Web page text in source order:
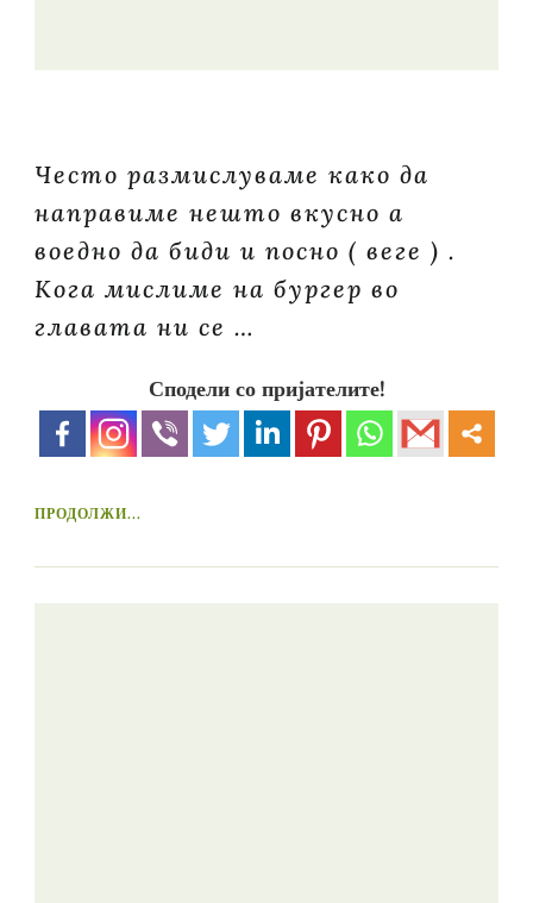
Често размислуваме како да
направиме нешто вкусно а
воедно да биди и посно ( веге ) .
Кога мислиме на бургер во
главата ни се …
Сподели со пријателите!
ПРОДОЛЖИ...